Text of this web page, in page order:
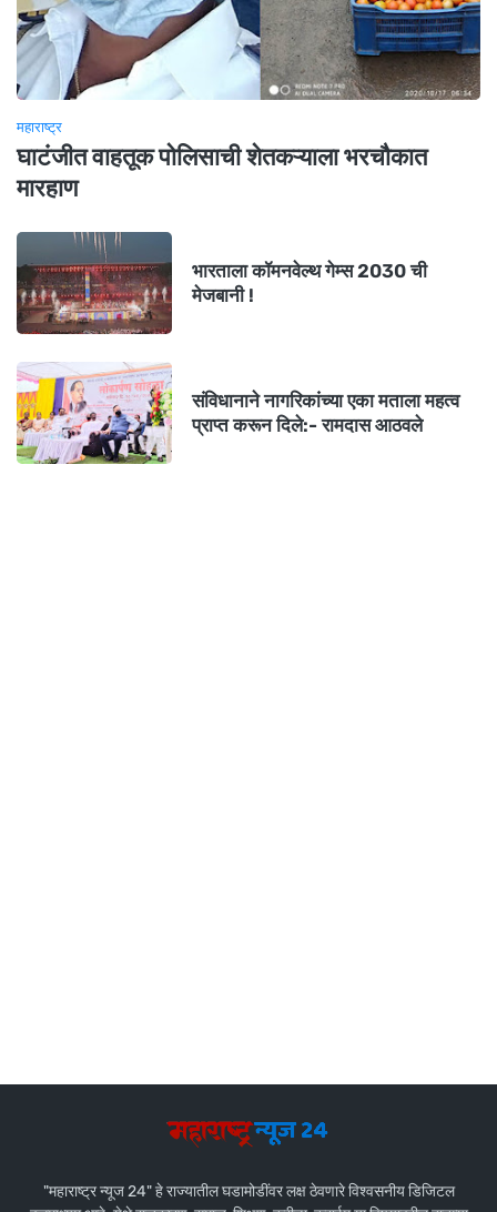
महाराष्ट्र
घाटंजीत वाहतूक पोलिसाची शेतकऱ्याला भरचौकात
मारहाण
भारताला कॉमनवेल्थ गेम्स 2030 ची
मेजबानी !
संविधानाने नागरिकांच्या एका मताला महत्व
प्राप्त करून दिले:- रामदास आठवले
"महाराष्ट्र न्यूज 24" हे राज्यातील घडामोडींवर लक्ष ठेवणारे विश्वसनीय डिजिटल